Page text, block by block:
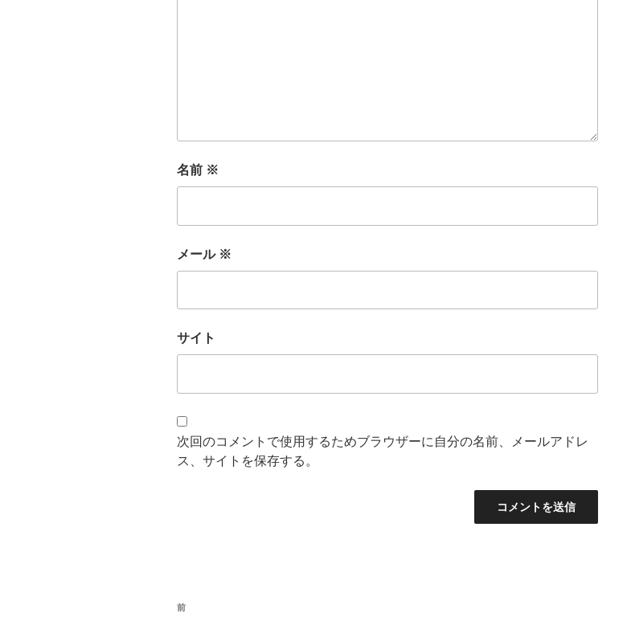
名前 ※
メール ※
サイト
次回のコメントで使用するためブラウザーに自分の名前、メールアドレ
ス、サイトを保存する。
投
過
前